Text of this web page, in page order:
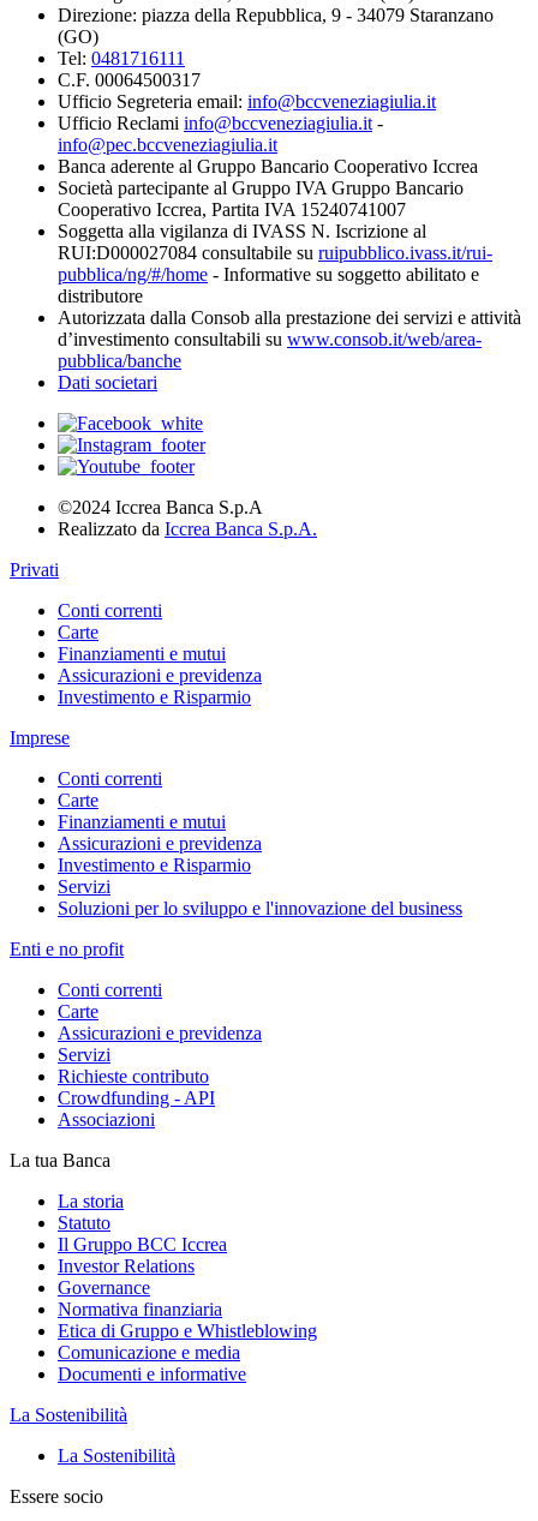
Direzione: piazza della Repubblica, 9 - 34079 Staranzano
(GO)
Tel: 0481716111
C.F. 00064500317
Ufficio Segreteria email: info@bccveneziagiulia.it
Ufficio Reclami info@bccveneziagiulia.it -
info@pec.bccveneziagiulia.it
Banca aderente al Gruppo Bancario Cooperativo Iccrea
Società partecipante al Gruppo IVA Gruppo Bancario
Cooperativo Iccrea, Partita IVA 15240741007
Soggetta alla vigilanza di IVASS N. Iscrizione al
RUI:D000027084 consultabile su ruipubblico.ivass.it/rui-
pubblica/ng/#/home - Informative su soggetto abilitato e
distributore
Autorizzata dalla Consob alla prestazione dei servizi e attività
d’investimento consultabili su www.consob.it/web/area-
pubblica/banche
Dati societari
©2024 Iccrea Banca S.p.A
Realizzato da Iccrea Banca S.p.A.
Privati
Conti correnti
Carte
Finanziamenti e mutui
Assicurazioni e previdenza
Investimento e Risparmio
Imprese
Conti correnti
Carte
Finanziamenti e mutui
Assicurazioni e previdenza
Investimento e Risparmio
Servizi
Soluzioni per lo sviluppo e l'innovazione del business
Enti e no profit
Conti correnti
Carte
Assicurazioni e previdenza
Servizi
Richieste contributo
Crowdfunding - API
Associazioni
La tua Banca
La storia
Statuto
Il Gruppo BCC Iccrea
Investor Relations
Governance
Normativa finanziaria
Etica di Gruppo e Whistleblowing
Comunicazione e media
Documenti e informative
La Sostenibilità
La Sostenibilità
Essere socio